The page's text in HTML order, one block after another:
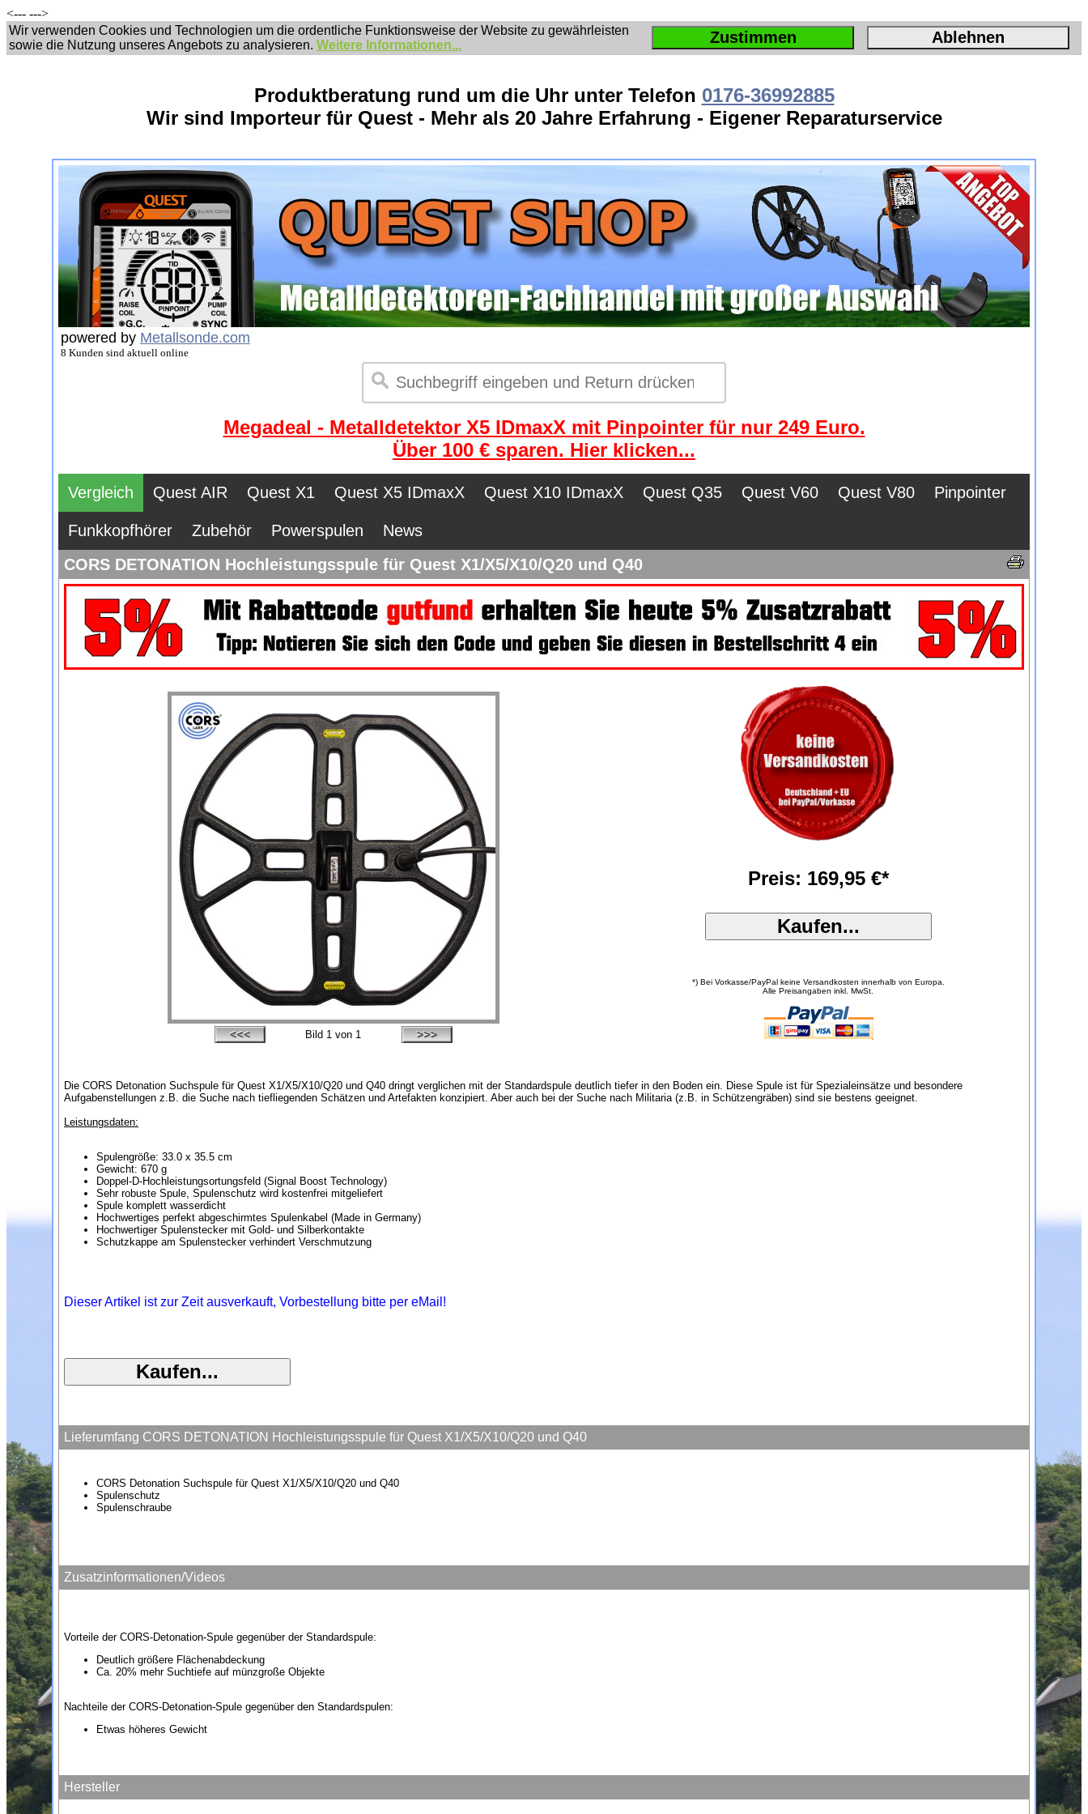
<--- --->
Wir verwenden Cookies und Technologien um die ordentliche Funktionsweise der Website zu gewährleisten
sowie die Nutzung unseres Angebots zu analysieren. Weitere Informationen... Zustimmen Ablehnen
Produktberatung rund um die Uhr unter Telefon 0176-36992885
Wir sind Importeur für Quest - Mehr als 20 Jahre Erfahrung - Eigener Reparaturservice
powered by Metallsonde.com
8 Kunden sind aktuell online
Megadeal - Metalldetektor X5 IDmaxX mit Pinpointer für nur 249 Euro.
Über 100 € sparen. Hier klicken...
Vergleich Quest AIR Quest X1 Quest X5 IDmaxX Quest X10 IDmaxX Quest Q35 Quest V60 Quest V80 Pinpointer
Funkkopfhörer Zubehör Powerspulen
News
CORS DETONATION Hochleistungsspule für Quest X1/X5/X10/Q20 und Q40
Bild 1 von 1
Preis: 169,95 €*
*) Bei Vorkasse/PayPal keine Versandkosten innerhalb von Europa.
Alle Preisangaben inkl. MwSt.
Die CORS Detonation Suchspule für Quest X1/X5/X10/Q20 und Q40 dringt verglichen mit der Standardspule deutlich tiefer in den Boden ein. Diese Spule ist für Spezialeinsätze und besondere
Aufgabenstellungen z.B. die Suche nach tiefliegenden Schätzen und Artefakten konzipiert. Aber auch bei der Suche nach Militaria (z.B. in Schützengräben) sind sie bestens geeignet.
Leistungsdaten:
Spulengröße: 33.0 x 35.5 cm
Gewicht: 670 g
Doppel-D-Hochleistungsortungsfeld (Signal Boost Technology)
Sehr robuste Spule, Spulenschutz wird kostenfrei mitgeliefert
Spule komplett wasserdicht
Hochwertiges perfekt abgeschirmtes Spulenkabel (Made in Germany)
Hochwertiger Spulenstecker mit Gold- und Silberkontakte
Schutzkappe am Spulenstecker verhindert Verschmutzung
Dieser Artikel ist zur Zeit ausverkauft, Vorbestellung bitte per eMail!
Lieferumfang CORS DETONATION Hochleistungsspule für Quest X1/X5/X10/Q20 und Q40
CORS Detonation Suchspule für Quest X1/X5/X10/Q20 und Q40
Spulenschutz
Spulenschraube
Zusatzinformationen/Videos
Vorteile der CORS-Detonation-Spule gegenüber der Standardspule:
Deutlich größere Flächenabdeckung
Ca. 20% mehr Suchtiefe auf münzgroße Objekte
Nachteile der CORS-Detonation-Spule gegenüber den Standardspulen:
Etwas höheres Gewicht
Hersteller